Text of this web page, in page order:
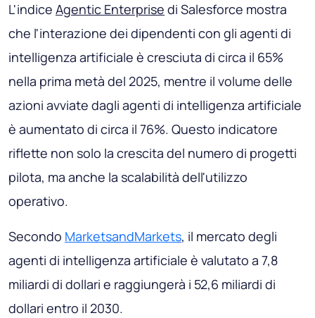
L'indice Agentic Enterprise di Salesforce mostra
che l'interazione dei dipendenti con gli agenti di
intelligenza artificiale è cresciuta di circa il 65%
nella prima metà del 2025, mentre il volume delle
azioni avviate dagli agenti di intelligenza artificiale
è aumentato di circa il 76%. Questo indicatore
riflette non solo la crescita del numero di progetti
pilota, ma anche la scalabilità dell'utilizzo
operativo.
Secondo MarketsandMarkets, il mercato degli
agenti di intelligenza artificiale è valutato a 7,8
miliardi di dollari e raggiungerà i 52,6 miliardi di
dollari entro il 2030.